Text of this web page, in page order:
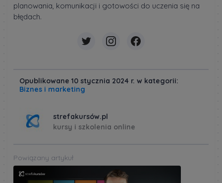
planowania, komunikacji i gotowości do uczenia się na
błędach.
Opublikowane 10 stycznia 2024 r. w kategorii:
Biznes i marketing
strefakursów.pl
kursy i szkolenia online
Powiązany artykuł